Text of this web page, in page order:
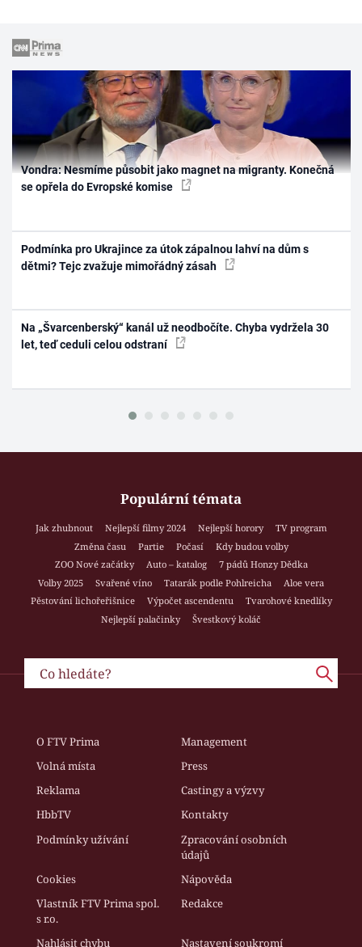
Vondra: Nesmíme působit jako magnet na migranty. Konečná
se opřela do Evropské komise
Podmínka pro Ukrajince za útok zápalnou lahví na dům s
dětmi? Tejc zvažuje mimořádný zásah
Na „Švarcenberský“ kanál už neodbočíte. Chyba vydržela 30
let, teď ceduli celou odstraní
Populární témata
Jak zhubnout Nejlepší filmy 2024 Nejlepší horory
TV program
Změna času
Partie Počasí
Kdy budou volby
ZOO Nové začátky
Auto – katalog
7 pádů Honzy Dědka
Volby 2025
Svařené víno Tatarák podle Pohlreicha
Aloe vera
Pěstování lichořeřišnice
Výpočet ascendentu
Tvarohové knedlíky
Nejlepší palačinky
Švestkový koláč
O FTV Prima
Management
Volná místa
Press
Reklama
Castingy a výzvy
HbbTV
Kontakty
Podmínky užívání
Zpracování osobních
údajů
Cookies
Nápověda
Vlastník FTV Prima spol.
s r.o.
Redakce
Nahlásit chybu Nastavení soukromí